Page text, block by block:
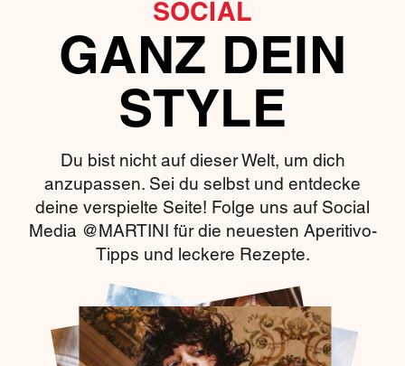
SOCIAL
GANZ DEIN
STYLE
Du bist nicht auf dieser Welt, um dich
anzupassen. Sei du selbst und entdecke
deine verspielte Seite! Folge uns auf Social
Media @MARTINI für die neuesten Aperitivo-
Tipps und leckere Rezepte.